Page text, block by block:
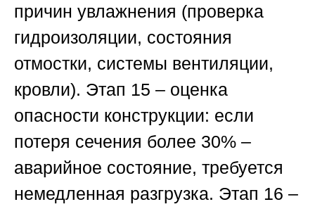
причин увлажнения (проверка
гидроизоляции, состояния
отмостки, системы вентиляции,
кровли). Этап 15 – оценка
опасности конструкции: если
потеря сечения более 30% –
аварийное состояние, требуется
немедленная разгрузка. Этап 16 –